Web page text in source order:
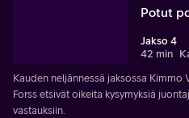
Potut
Jakso 4
42 min
Kauden neljännessä jaksossa Kimmo
Forss etsivät oikeita kysymyksiä
vastauksiin.